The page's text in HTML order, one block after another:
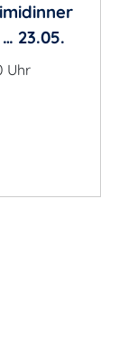
23.05.
Uhr